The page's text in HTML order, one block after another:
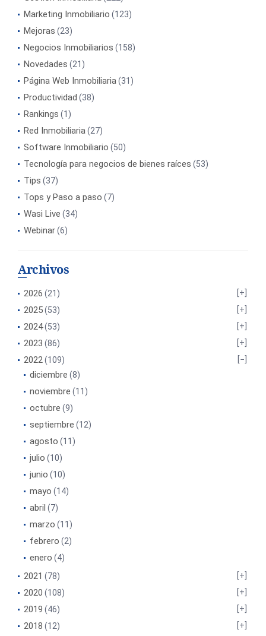
Marketing Inmobiliario (123)
Mejoras (23)
Negocios Inmobiliarios (158)
Novedades (21)
Página Web Inmobiliaria(31)
Productividad (38)
Rankings (1)
Red Inmobiliaria(27)
Software Inmobiliario (50)
Tecnología para negocios de bienes raíces (53)
Tips (37)
Tops y Paso a paso (7)
Wasi Live (34)
Webinar(6)
Archivos
2026 (21)
2025(53)
2024(53)
2023 (86)
2022(109)
diciembre (8)
noviembre (11)
octubre (9)
septiembre (12)
agosto (11)
julio (10)
junio (10)
mayo (14)
abril (7)
marzo (11)
febrero (2)
enero (4)
2021 (78)
2020 (108)
2019 (46)
2018 (12)